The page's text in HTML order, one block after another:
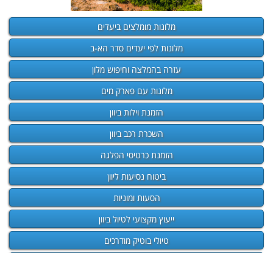
מלונות מומלצים ביעדים
מלונות לפי יעדים סדר הא-ב
עזרה בהמלצה וחיפוש מלון
מלונות עם פארק מים
הזמנת וילות ביוון
השכרת רכב ביוון
הזמנת כרטיסי הפלגה
ביטוח נסיעות ליוון
הסעות ומוניות
ייעוץ מקצועי לטיול ביוון
טיולי בוטיק מודרכים